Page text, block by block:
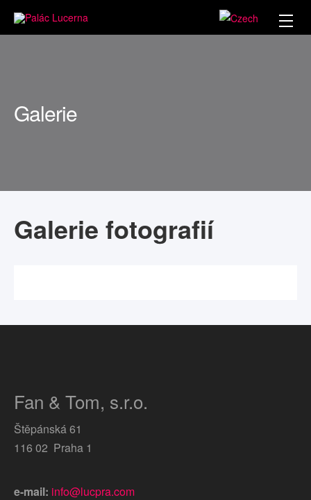
Galerie
Galerie fotografií
Fan & Tom, s.r.o.
Štěpánská 61
116 02 Praha 1
e-mail: info@lucpra.com